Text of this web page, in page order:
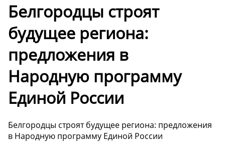
Белгородцы строят
будущее региона:
предложения в
Народную программу
Единой России
Белгородцы строят будущее региона: предложения
в Народную программу Единой России